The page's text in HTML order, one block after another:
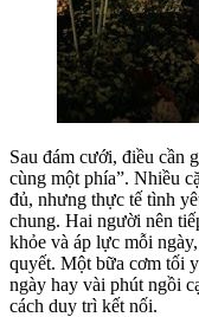
Sau đám cưới, điều cần
cùng một phía”. Nhiều
đủ, nhưng thực tế tình
chung. Hai người nên
khỏe và áp lực mỗi
quyết. Một bữa cơm tối
ngày hay vài phút ngồi
cách duy trì kết nối.